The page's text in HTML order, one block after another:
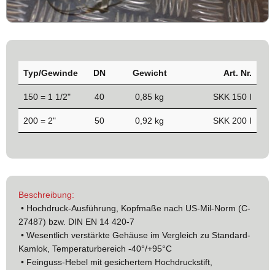
Typ/Gewinde DN Gewicht Art. Nr.
150 = 1 1/2" 40 0,85 kg SKK 150 I
200 = 2" 50 0,92 kg SKK 200 I
Beschreibung:
• Hochdruck-Ausführung, Kopfmaße nach US-Mil-Norm (C-
27487) bzw. DIN EN 14 420-7
• Wesentlich verstärkte Gehäuse im Vergleich zu Standard-
Kamlok, Temperaturbereich -40°/+95°C
• Feinguss-Hebel mit gesichertem Hochdruckstift,